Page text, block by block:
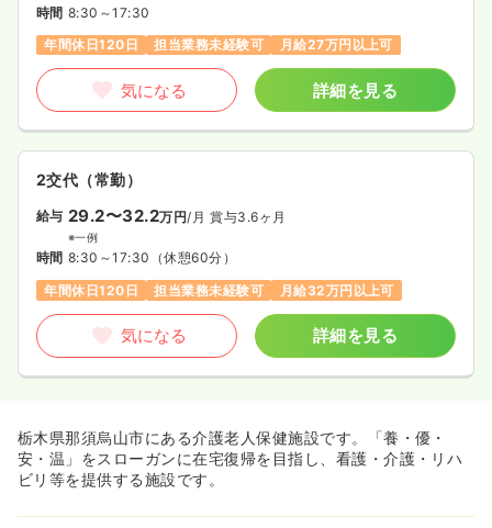
時間 8:30～17:30
年間休日120日
担当業務未経験可 月給27万円以上可
気になる 詳細を見る
2交代（常勤）
給与 29.2〜32.2万円/月 賞与3.6ヶ月
※一例
時間 8:30～17:30 （休憩60分）
年間休日120日
担当業務未経験可 月給32万円以上可
気になる 詳細を見る
栃木県那須烏山市にある介護老人保健施設です。「養・優・
安・温」をスローガンに在宅復帰を目指し、看護・介護・リハ
ビリ等を提供する施設です。